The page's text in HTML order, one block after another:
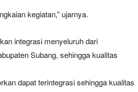
kegiatan,” ujarnya.
integrasi menyeluruh dari
Subang, sehingga kualitas
dapat terintegrasi sehingga kualitas